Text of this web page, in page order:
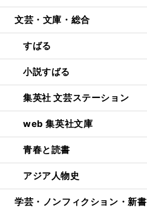
文芸・文庫・総合
すばる
小説すばる
集英社 文芸ステーション
web 集英社文庫
青春と読書
アジア人物史
学芸・ノンフィクション・新書